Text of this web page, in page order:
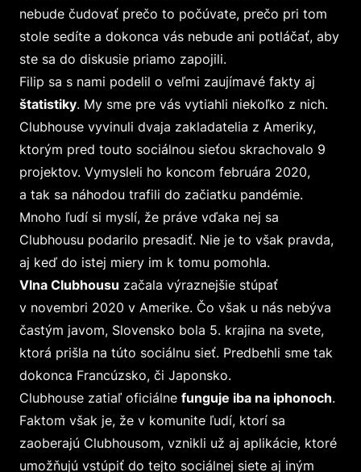
nebude čudovať prečo to počúvate, prečo pri tom
stole sedíte a dokonca vás nebude ani potláčať, aby
ste sa do diskusie priamo zapojili.
Filip sa s nami podelil o veľmi zaujímavé fakty aj
štatistiky. My sme pre vás vytiahli niekoľko z nich.
Clubhouse vyvinuli dvaja zakladatelia z Ameriky,
ktorým pred touto sociálnou sieťou skrachovalo 9
projektov. Vymysleli ho koncom februára 2020,
a tak sa náhodou trafili do začiatku pandémie.
Mnoho ľudí si myslí, že práve vďaka nej sa
Clubhousu podarilo presadiť. Nie je to však pravda,
aj keď do istej miery im k tomu pomohla.
Vlna Clubhousu začala výraznejšie stúpať
v novembri 2020 v Amerike. Čo však u nás nebýva
častým javom, Slovensko bola 5. krajina na svete,
ktorá prišla na túto sociálnu sieť. Predbehli sme tak
dokonca Francúzsko, či Japonsko.
Clubhouse zatiaľ oficiálne funguje iba na iphonoch.
Faktom však je, že v komunite ľudí, ktorí sa
zaoberajú Clubhousom, vznikli už aj aplikácie, ktoré
umožňujú vstúpiť do tejto sociálnej siete aj iným